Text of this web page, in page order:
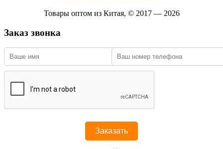
Товары оптом из Китая, © 2017 — 2026
Заказ звонка